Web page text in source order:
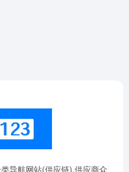
导航网站(供应链),供应商众